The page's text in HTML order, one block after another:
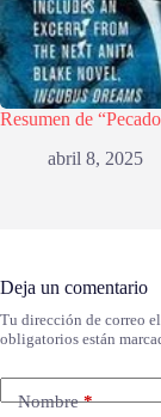
Resumen de
abril 8, 2025
Deja un comentario
Tu dirección de correo
obligatorios están
Nombre*